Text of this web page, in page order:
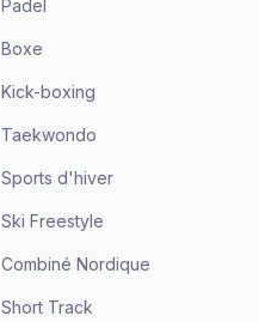
Padel
Boxe
Kick-boxing
Taekwondo
Sports d'hiver
Ski Freestyle
Combiné Nordique
Short Track